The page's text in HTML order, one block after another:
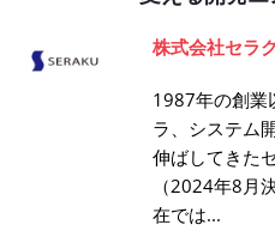
株式会社セラク
1987年の創業
ラ、システム
伸ばしてきた
（2024年8月
在では...